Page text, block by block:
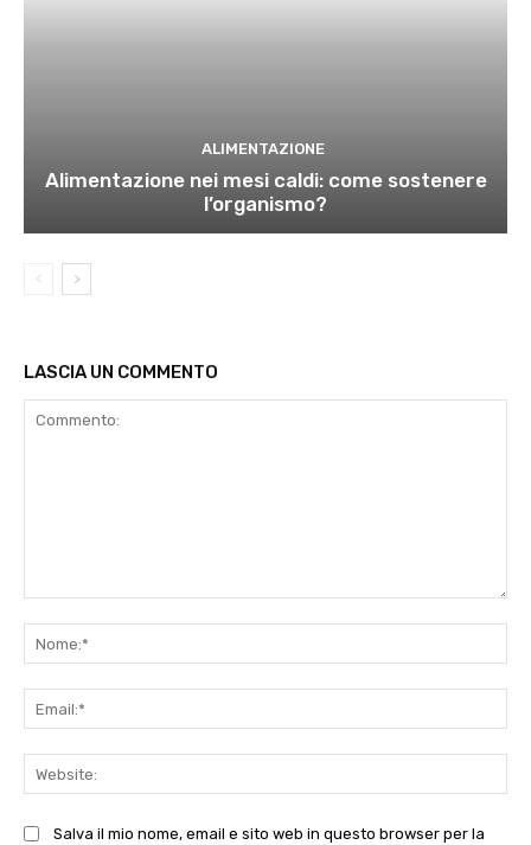
ALIMENTAZIONE
Alimentazione nei mesi caldi: come sostenere
l’organismo?
LASCIA UN COMMENTO
Salva il mio nome, email e sito web in questo browser per la